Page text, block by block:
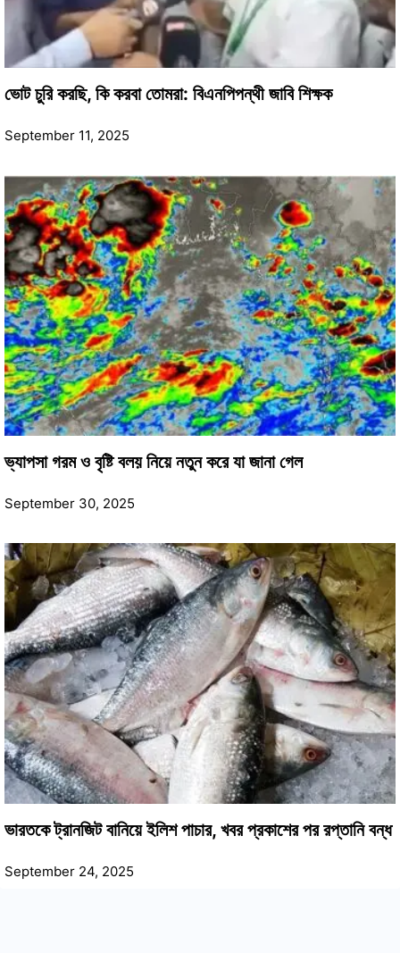
ভোট চুরি করছি, কি করবা তোমরা: বিএনপিপন্থী জাবি শিক্ষক
September 11, 2025
ভ্যাপসা গরম ও বৃষ্টি বলয় নিয়ে নতুন করে যা জানা গেল
September 30, 2025
ভারতকে ট্রানজিট বানিয়ে ইলিশ পাচার, খবর প্রকাশের পর রপ্তানি বন্ধ
September 24, 2025